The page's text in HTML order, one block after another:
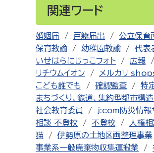
関連ワード
婚姻届 戸籍届出 公立保育
保育教諭
幼稚園教諭 代表
いせはらにじっこフォト
広報
リチウムイオン
メルカリ
こども誰でも
確認監査 特
まちづくり、鉄道、集約型都市構
社会教育委員
j:com防災情報
相談 不登校
不登校 人権
猫
伊勢原の土地区画整理事業
事業系一般廃棄物収集運搬業